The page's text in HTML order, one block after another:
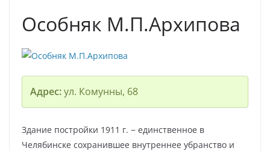
Особняк М.П.Архипова
Адрес:ул. Комунны, 68
Здание постройки 1911 г. − единственное в
Челябинске сохранившее внутреннее убранство и